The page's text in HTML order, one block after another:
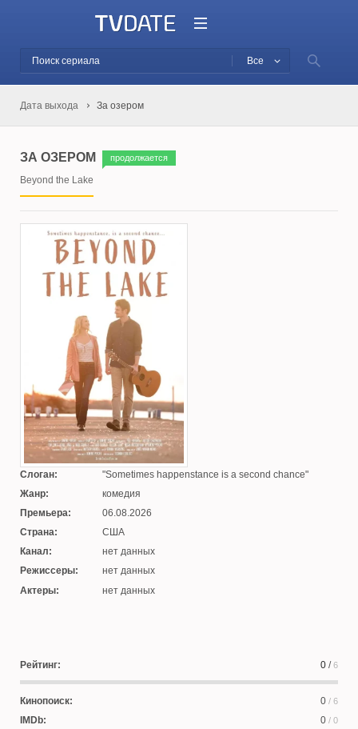
Все
Дата выхода За озером
ЗА ОЗЕРОМ продолжается
Beyond the Lake
Слоган:
Sometimes happenstance is a second chance
Жанр:
комедия
Премьера:
06.08.2026
Страна:
США
Канал:
нет данных
Режиссеры:
нет данных
Актеры:
нет данных
Рейтинг: 0 /6
Кинопоиск: 0 / 6
IMDb: 0 / 0